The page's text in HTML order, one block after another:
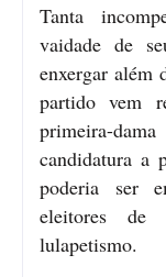
Tanta
vaidade de
enxergar além
partido vem
primeira-
candidatura a
poderia ser
eleitores de
lulapetismo.